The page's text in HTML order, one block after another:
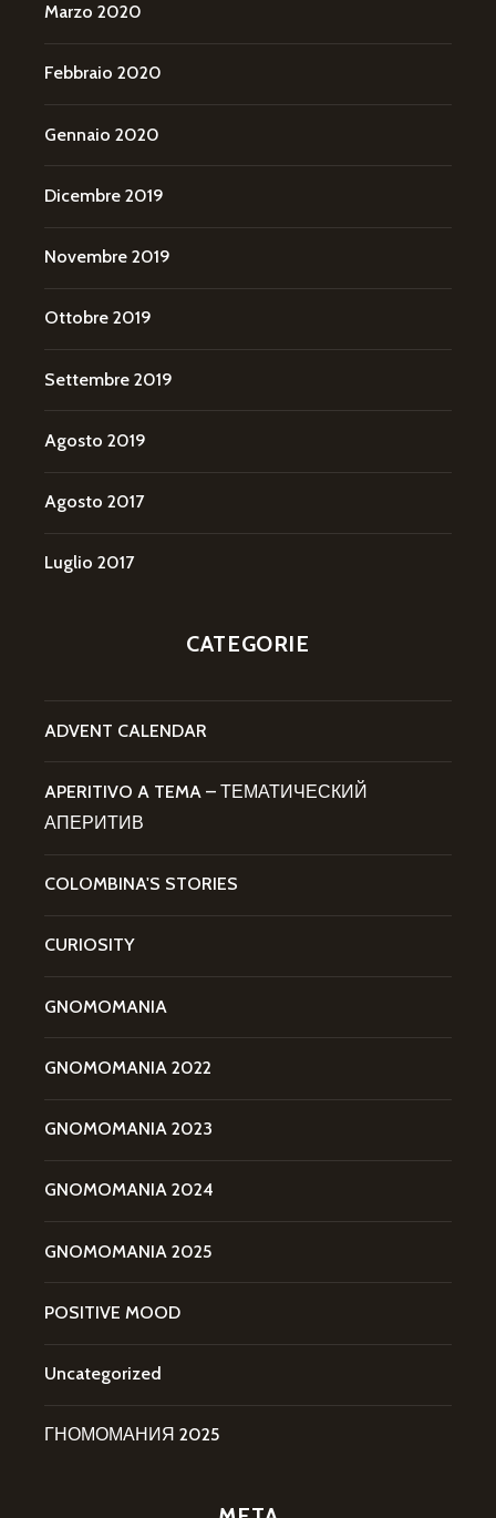
Marzo 2020
Febbraio 2020
Gennaio 2020
Dicembre 2019
Novembre 2019
Ottobre 2019
Settembre 2019
Agosto 2019
Agosto 2017
Luglio 2017
CATEGORIE
ADVENT CALENDAR
APERITIVO A TEMA – ТЕМАТИЧЕСКИЙ
АПЕРИТИВ
COLOMBINA'S STORIES
CURIOSITY
GNOMOMANIA
GNOMOMANIA 2022
GNOMOMANIA 2023
GNOMOMANIA 2024
GNOMOMANIA 2025
POSITIVE MOOD
Uncategorized
ГНОМОМАНИЯ 2025